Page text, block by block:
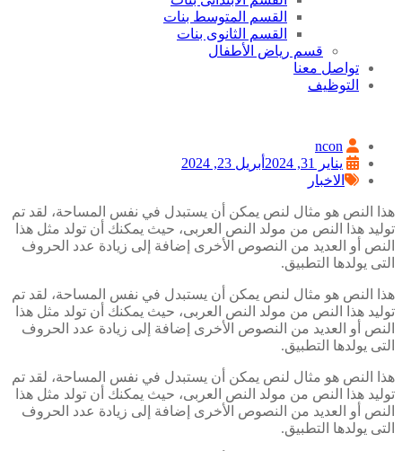
القسم المتوسط بنات
القسم الثانوى بنات
قسم رياض الأطفال
تواصل معنا
التوظيف
ncon
يناير 31, 2024
أبريل 23, 2024
الاخبار
هذا النص هو مثال لنص يمكن أن يستبدل في نفس المساحة، لقد تم
توليد هذا النص من مولد النص العربى، حيث يمكنك أن تولد مثل هذا
النص أو العديد من النصوص الأخرى إضافة إلى زيادة عدد الحروف
التى يولدها التطبيق.
هذا النص هو مثال لنص يمكن أن يستبدل في نفس المساحة، لقد تم
توليد هذا النص من مولد النص العربى، حيث يمكنك أن تولد مثل هذا
النص أو العديد من النصوص الأخرى إضافة إلى زيادة عدد الحروف
التى يولدها التطبيق.
هذا النص هو مثال لنص يمكن أن يستبدل في نفس المساحة، لقد تم
توليد هذا النص من مولد النص العربى، حيث يمكنك أن تولد مثل هذا
النص أو العديد من النصوص الأخرى إضافة إلى زيادة عدد الحروف
التى يولدها التطبيق.